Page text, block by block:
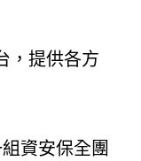
，提供各方
資安保全團